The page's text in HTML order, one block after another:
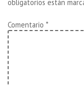
obligatorios están
Comentario *